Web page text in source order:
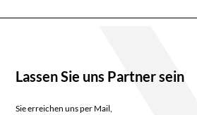
Lassen Sie uns Partner sein
Sie erreichen uns per Mail,